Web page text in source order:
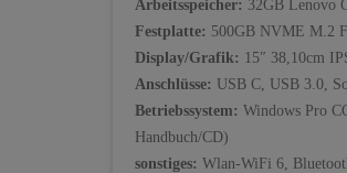
Arbeitsspeicher: 32GB Lenovo
Festplatte: 500GB NVME M.2
Display/Grafik: 15″ 38,10cm
Anschlüsse: USB C, USB 3.0,
Betriebssystem: Windows Pro
Handbuch/CD)
sonstiges: Wlan-WiFi 6,